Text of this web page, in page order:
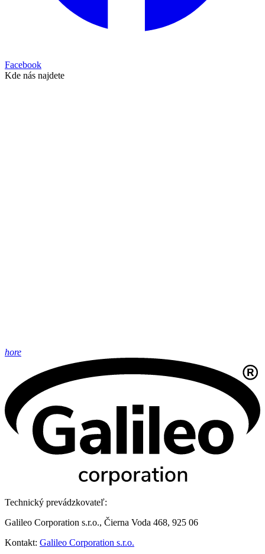
Facebook
Kde nás najdete
hore
Technický prevádzkovateľ:
Galileo Corporation s.r.o., Čierna Voda 468, 925 06
Kontakt: Galileo Corporation s.r.o.